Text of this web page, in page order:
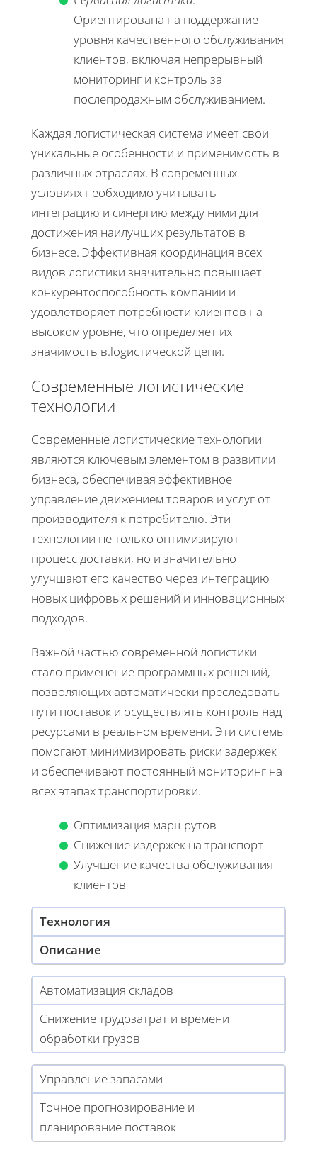
Ориентирована на поддержание
уровня качественного обслуживания
клиентов, включая непрерывный
мониторинг и контроль за
послепродажным обслуживанием.
Каждая логистическая система имеет свои
уникальные особенности и применимость в
различных отраслях. В современных
условиях необходимо учитывать
интеграцию и синергию между ними для
достижения наилучших результатов в
бизнесе. Эффективная координация всех
видов логистики значительно повышает
конкурентоспособность компании и
удовлетворяет потребности клиентов на
высоком уровне, что определяет их
значимость в.logистической цепи.
Современные логистические
технологии
Современные логистические технологии
являются ключевым элементом в развитии
бизнеса, обеспечивая эффективное
управление движением товаров и услуг от
производителя к потребителю. Эти
технологии не только оптимизируют
процесс доставки, но и значительно
улучшают его качество через интеграцию
новых цифровых решений и инновационных
подходов.
Важной частью современной логистики
стало применение программных решений,
позволяющих автоматически преследовать
пути поставок и осуществлять контроль над
ресурсами в реальном времени. Эти системы
помогают минимизировать риски задержек
и обеспечивают постоянный мониторинг на
всех этапах транспортировки.
Оптимизация маршрутов
Снижение издержек на транспорт
Улучшение качества обслуживания
клиентов
Технология
Описание
Автоматизация складов
Снижение трудозатрат и времени
обработки грузов
Управление запасами
Точное прогнозирование и
планирование поставок